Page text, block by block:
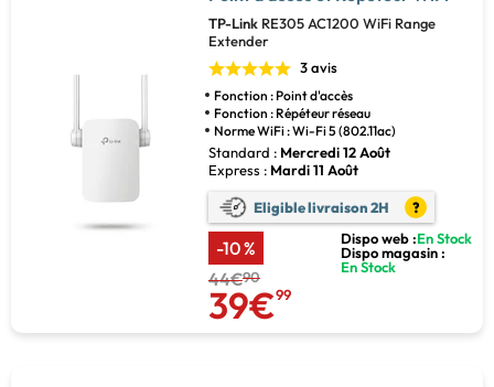
TP-Link RE305 AC1200 WiFi Range
Extender
3 avis
Fonction : Point d'accès
Fonction : Répéteur réseau
Norme WiFi : Wi-Fi 5 (802.11ac)
Standard : Mercredi 12 Août
Express : Mardi 11 Août
Eligible livraison 2H ?
-10 %
44€90
39€99
Dispo web :En Stock
Dispo magasin :
En Stock